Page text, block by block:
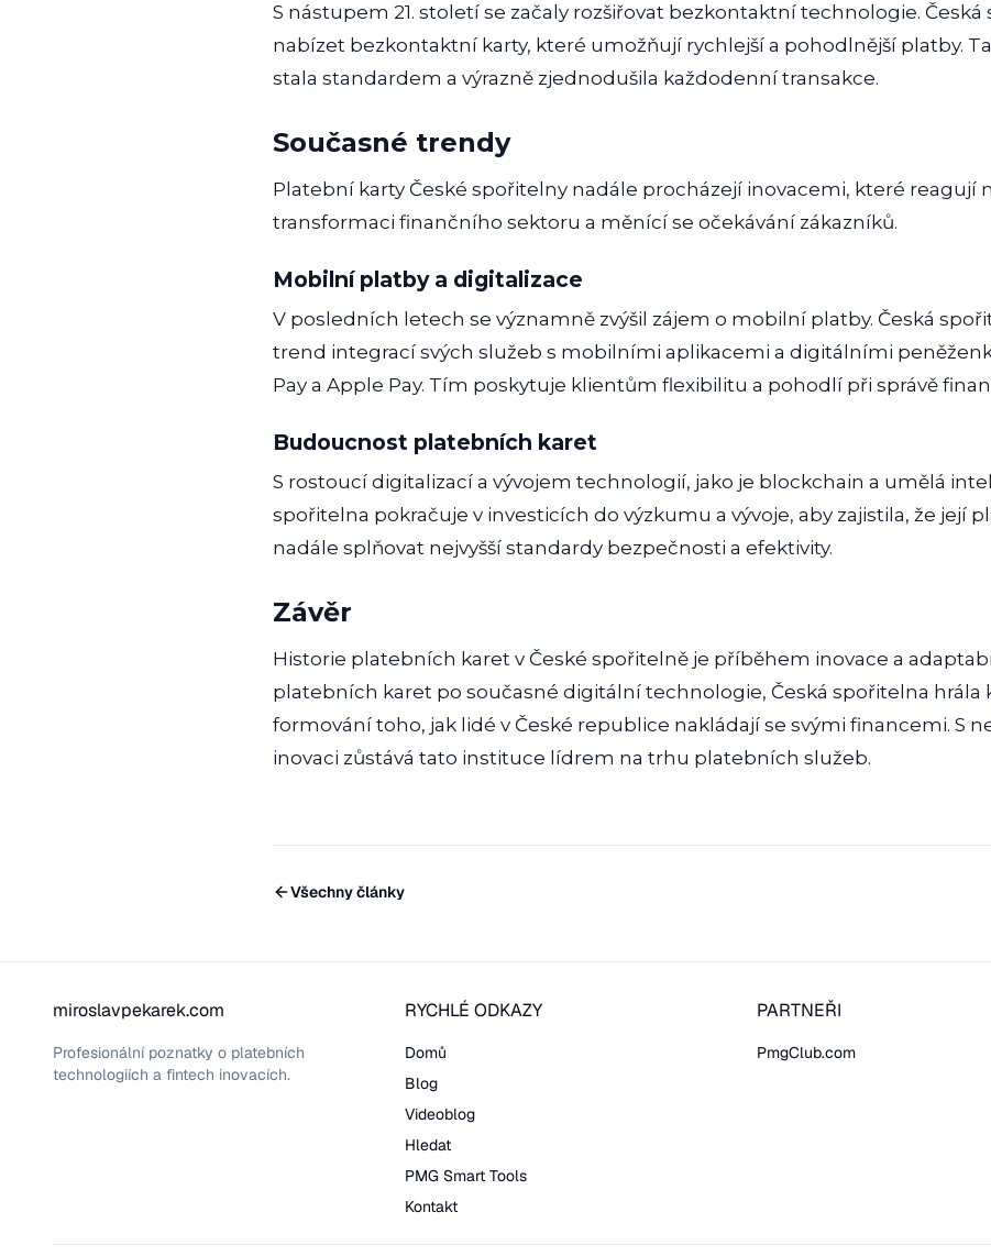
S nástupem 21. století se začaly rozšiřovat bezkontaktní technologie. Česká
nabízet bezkontaktní karty, které umožňují rychlejší a pohodlnější platby.
stala standardem a výrazně zjednodušila každodenní transakce.
Současné trendy
Platební karty České spořitelny nadále procházejí inovacemi, které reagují
transformaci finančního sektoru a měnící se očekávání zákazníků.
Mobilní platby a digitalizace
V posledních letech se významně zvýšil zájem o mobilní platby. Česká
trend integrací svých služeb s mobilními aplikacemi a digitálními
Pay a Apple Pay. Tím poskytuje klientům flexibilitu a pohodlí při správě
Budoucnost platebních karet
S rostoucí digitalizací a vývojem technologií, jako je blockchain a umělá
spořitelna pokračuje v investicích do výzkumu a vývoje, aby zajistila, že její
nadále splňovat nejvyšší standardy bezpečnosti a efektivity.
Závěr
Historie platebních karet v České spořitelně je příběhem inovace a
platebních karet po současné digitální technologie, Česká spořitelna hrála
formování toho, jak lidé v České republice nakládají se svými financemi. S
inovaci zůstává tato instituce lídrem na trhu platebních služeb.
Všechny články
miroslavpekarek.com
Profesionální poznatky o platebních
technologiích a fintech inovacích.
RYCHLÉ ODKAZY
Domů
Blog
Videoblog
Hledat
PMG Smart Tools
Kontakt
PARTNEŘI
PmgClub.com